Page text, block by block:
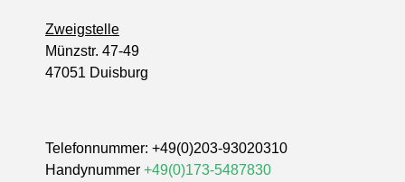
Zweigstelle
Münzstr. 47-49
47051 Duisburg
Telefonnummer: +49(0)203-93020310
Handynummer +49(0)173-5487830